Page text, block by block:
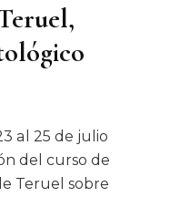
al 25 de julio
del curso de
Teruel sobre